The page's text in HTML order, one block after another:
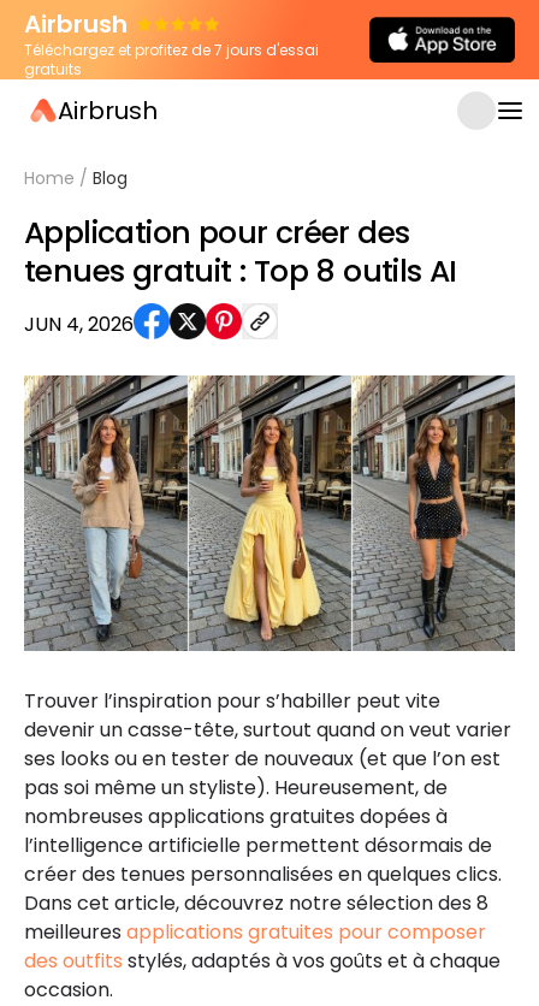
Airbrush
Téléchargez et profitez de 7 jours d'essai
gratuits
Airbrush
Home / Blog
Application pour créer des
tenues gratuit : Top 8 outils AI
JUN 4, 2026
Trouver l’inspiration pour s’habiller peut vite
devenir un casse-tête, surtout quand on veut varier
ses looks ou en tester de nouveaux (et que l’on est
pas soi même un styliste). Heureusement, de
nombreuses applications gratuites dopées à
l’intelligence artificielle permettent désormais de
créer des tenues personnalisées en quelques clics.
Dans cet article, découvrez notre sélection des 8
meilleures applications gratuites pour composer
des outfits stylés, adaptés à vos goûts et à chaque
occasion.